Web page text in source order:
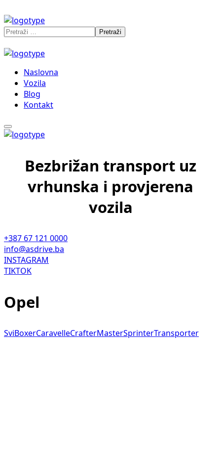
Naslovna
Vozila
Blog
Kontakt
Bezbrižan transport uz
vrhunska i provjerena
vozila
+387 67 121 0000
info@asdrive.ba
INSTAGRAM
TIKTOK
Opel
SviBoxerCaravelleCrafterMasterSprinterTransporter